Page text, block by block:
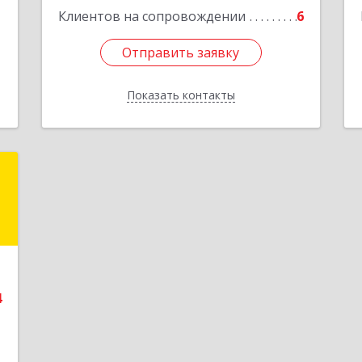
Клиентов на сопровождении 6
Отправить заявку
Показать контакты
Отправить заявку
Назад